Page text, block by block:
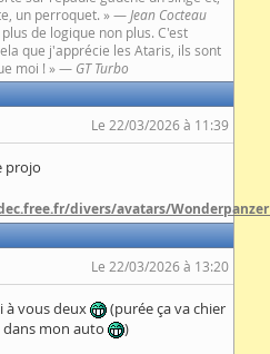
un perroquet. » —Jean Cocteau
de logique non plus. C'est
que j'apprécie les Ataris, ils sont
moi ! » — GT Turbo
Le 22/03/2026 à 11:39
projo
divers/avatars/
Le 22/03/2026 à 13:20
à vous deux
(purée ça va chier
mon auto
)